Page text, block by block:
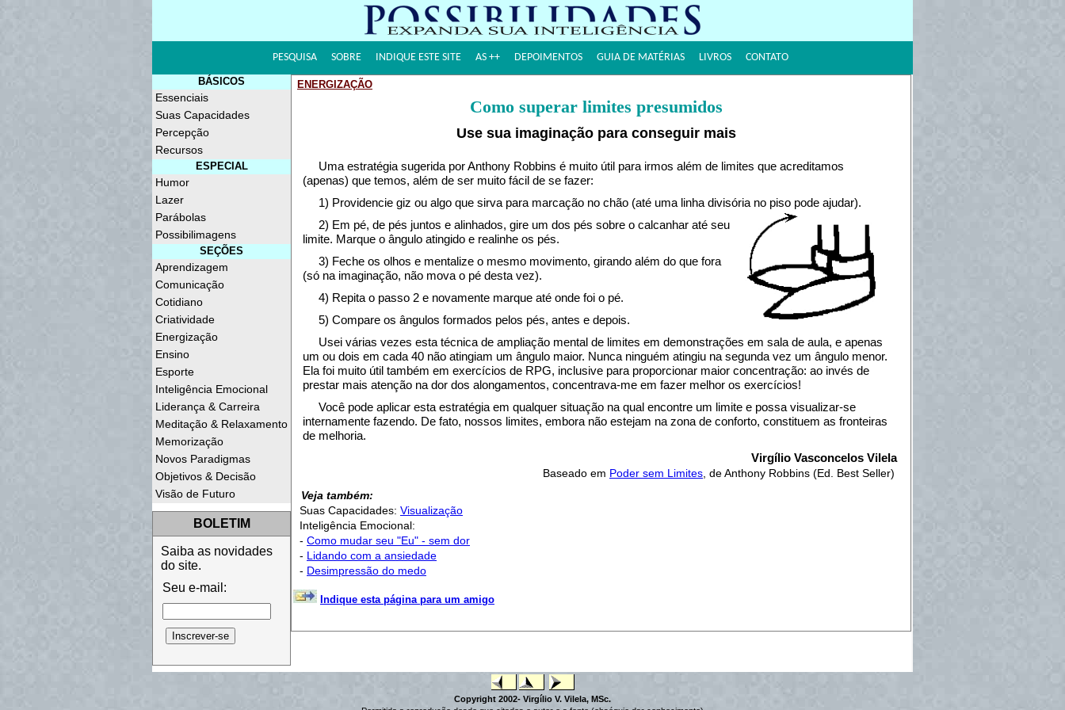
PESQUISA SOBRE INDIQUE ESTE SITE AS ++ DEPOIMENTOS GUIA DE MATÉRIAS LIVROS CONTATO
BÁSICOS
Essenciais
Suas Capacidades
Percepção
Recursos
ESPECIAL
Humor
Lazer
Parábolas
Possibilimagens
SEÇÕES
Aprendizagem
Comunicação
Cotidiano
Criatividade
Energização
Ensino
Esporte
Inteligência Emocional
Liderança & Carreira
Meditação & Relaxamento
Memorização
Novos Paradigmas
Objetivos & Decisão
Visão de Futuro
BOLETIM
Saiba as novidades
do site.
Seu e-mail:
ENERGIZAÇÃO
Como superar limites presumidos
Use sua imaginação para conseguir mais
Uma estratégia sugerida por Anthony Robbins é muito útil para irmos além de limites que acreditamos
(apenas) que temos, além de ser muito fácil de se fazer:
1) Providencie giz ou algo que sirva para marcação no chão (até uma linha divisória no piso pode ajudar).
2) Em pé, de pés juntos e alinhados, gire um dos pés sobre o calcanhar até seu
limite. Marque o ângulo atingido e realinhe os pés.
3) Feche os olhos e mentalize o mesmo movimento, girando além do que fora
(só na imaginação, não mova o pé desta vez).
4) Repita o passo 2 e novamente marque até onde foi o pé.
5) Compare os ângulos formados pelos pés, antes e depois.
Usei várias vezes esta técnica de ampliação mental de limites em demonstrações em sala de aula, e apenas
um ou dois em cada 40 não atingiam um ângulo maior. Nunca ninguém atingiu na segunda vez um ângulo menor.
Ela foi muito útil também em exercícios de RPG, inclusive para proporcionar maior concentração: ao invés de
prestar mais atenção na dor dos alongamentos, concentrava-me em fazer melhor os exercícios!
Você pode aplicar esta estratégia em qualquer situação na qual encontre um limite e possa visualizar-se
internamente fazendo. De fato, nossos limites, embora não estejam na zona de conforto, constituem as fronteiras
de melhoria.
Virgílio Vasconcelos Vilela
Baseado em Poder sem Limites , de Anthony Robbins (Ed. Best Seller)
Veja também:
Suas Capacidades: Visualização
Inteligência Emocional:
- Como mudar seu "Eu" - sem dor
- Lidando com a ansiedade
- Desimpressão do medo
Indique esta página para um amigo
Copyright 2002- Virgílio V. Vilela, MSc.